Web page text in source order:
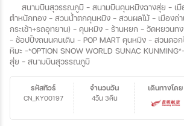
สนามบินสุวรรณภูมิ – สนามบินคุนหมิงฉางสุ่ย – เ
ตำหนักทอง – สวนน้ำตกคุนหมิง – สวนผลไม้ – เมืองถ่า
กระเช้า+รถอุทยาน) – คุนหมิง – ร้านหยก – วัดหยวนท
– ช้อปปิ้งถนนคนเดิน – POP MART คุนหมิง – สวนดอ
หิมะ –*OPTION SNOW WORLD SUNAC
สุ่ย – สนามบินสุวรรณภูมิ
รหัสทัวร์
CN_KY00197
จำนวนวัน
4วัน 3คืน
เดินทางโดย